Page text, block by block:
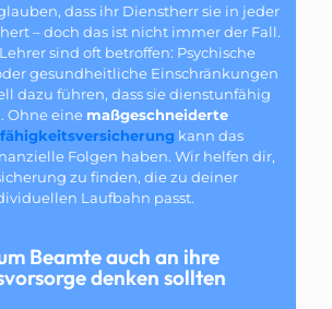
dass ihr Dienstherr sie in jeder
– doch das ist nicht immer der Fall.
sind oft betroffen: Psychische
gesundheitliche Einschränkungen
dazu führen, dass sie dienstunfähig
Ohne eine maßgeschneiderte
kann das
Folgen haben. Wir helfen dir,
zu finden, die zu deiner
Laufbahn passt.
Beamte auch an ihre
denken sollten